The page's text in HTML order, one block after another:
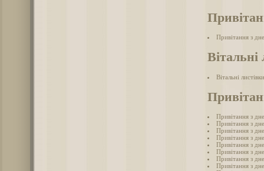
Привітання з
Вітальні
Вітальні
Привітання з
Привітання з
Привітання з
Привітання з
Привітання з
Привітання з
Привітання з
Привітання з